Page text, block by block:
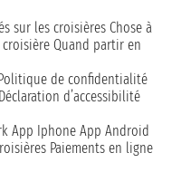
sur les croisières Chose à
Quand partir en
de confidentialité
Déclaration d’accessibilité
App Iphone App Android
Paiements en ligne